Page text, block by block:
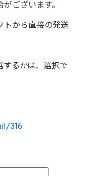
ございます。
から直接の発送
るかは、選択で
316